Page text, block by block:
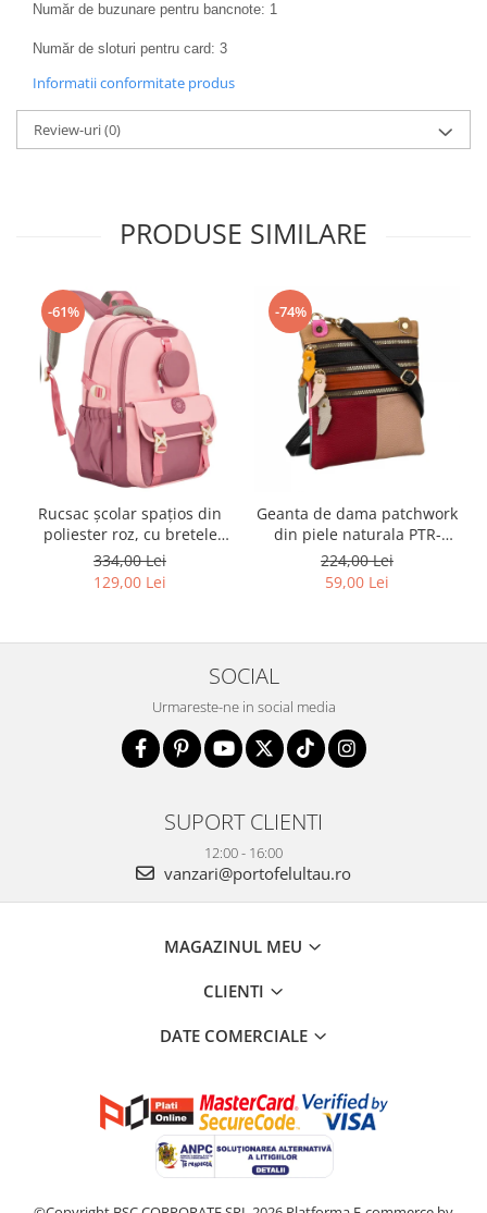
Număr de buzunare pentru bancnote: 1
Număr de sloturi pentru card: 3
Informatii conformitate produs
Review-uri(0)
PRODUSE SIMILARE
-61%
Rucsac școlar spațios din
poliester roz, cu bretele
reglabile - Peterson PTR-
PTN 8610-1327 PINK
334,00 Lei
129,00 Lei
-74%
Geanta de dama patchwork
din piele naturala PTR-
1718-SKL-6922 MULTI
224,00 Lei
59,00 Lei
SOCIAL
Urmareste-ne in social media
SUPORT CLIENTI
12:00 - 16:00
vanzari@portofelultau.ro
MAGAZINUL MEU
CLIENTI
DATE COMERCIALE